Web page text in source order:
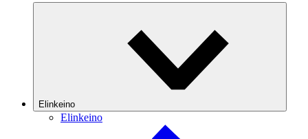
Elinkeino
Elinkeino